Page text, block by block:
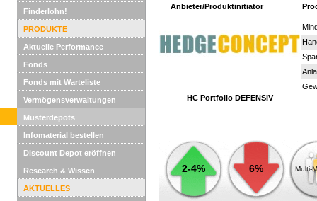
Finderlohn!
PRODUKTE
Aktuelle Performance
Fonds
Fonds mit Warteliste
Vermögensverwaltungen
Musterdepots
Infomaterial bestellen
Discount Depot eröffnen
Research & Wissen
AKTUELLES
Anbieter/Produktinitiator
HC Portfolio DEFENSIV
2-4% 6% Multi-